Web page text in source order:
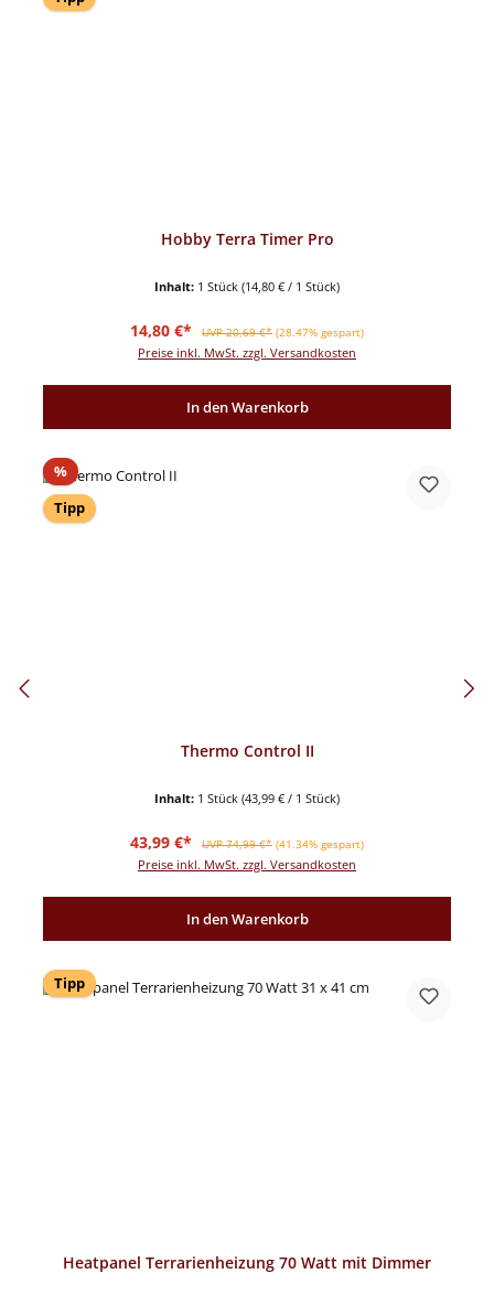
Hobby Terra Timer Pro
Inhalt: 1 Stück (14,80 € / 1 Stück)
Verkaufspreis:
14,80 €* Regulärer Preis:
UVP 20,69 €* (28.47% gespart)
Preise inkl. MwSt. zzgl. Versandkosten
In den Warenkorb
%Rabatt
Tipp
Thermo Control II
Inhalt: 1 Stück (43,99 € / 1 Stück)
Verkaufspreis:
43,99 €* Regulärer Preis:
UVP 74,99 €* (41.34% gespart)
Preise inkl. MwSt. zzgl. Versandkosten
In den Warenkorb
Tipp
Heatpanel Terrarienheizung 70 Watt mit Dimmer